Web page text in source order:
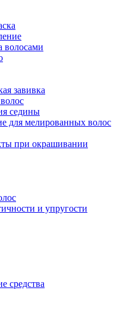
волосами
завивка
седины
для мелированных волос
при окрашивании
и упругости
средства